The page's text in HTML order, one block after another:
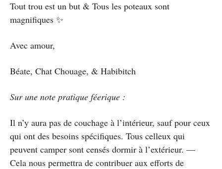
Tout trou est un but & Tous les poteaux sont
magnifiques ✨️
Avec amour,
Béate, Chat Chouage, & Habibitch
Sur une note pratique féerique :
Il n’y aura pas de couchage à l’intérieur, sauf pour ceux
qui ont des besoins spécifiques. Tous celleux qui
peuvent camper sont censés dormir à l’extérieur. —
Cela nous permettra de contribuer aux efforts de